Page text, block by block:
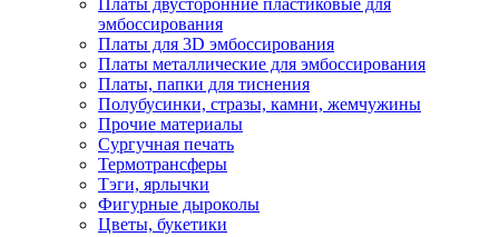
Платы двусторонние пластиковые для
эмбоссирования
Платы для 3D эмбоссирования
Платы металлические для эмбоссирования
Платы, папки для тиснения
Полубусинки, стразы, камни, жемчужины
Прочие материалы
Сургучная печать
Термотрансферы
Тэги, ярлычки
Фигурные дыроколы
Цветы, букетики